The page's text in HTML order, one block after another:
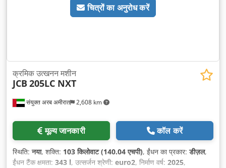
चित्रों का अनुरोध करें
संयुक्त अरब अमीरात 2,608 km
क्रमिक उत्खनन मशीन
JCB 205LC NXT
मूल्य जानकारी कॉल करें
स्थिति:नया, शक्ति: 103 किलोवाट (140.04 एचपी), ईंधन का प्रकार:डीज़ल,
ईंधन टैंक क्षमता: 343 l, उत्सर्जन श्रेणी: euro2, निर्माण वर्ष: 2025,